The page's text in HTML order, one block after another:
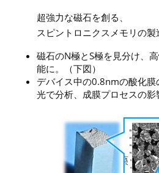
超強力な磁石を創る、
スピントロニクスメモリの製
磁石のN極とS極を見分け、
能に。（下図）
デバイス中の0.8nmの酸化
光で分析、成膜プロセスの影